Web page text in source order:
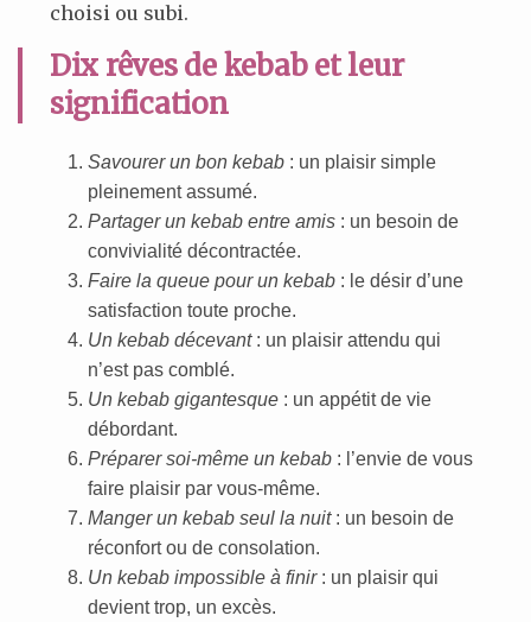
choisi ou subi.
Dix rêves de kebab et leur
signification
Savourer un bon kebab: un plaisir simple
pleinement assumé.
Partager un kebab entre amis: un besoin de
convivialité décontractée.
Faire la queue pour un kebab: le désir d’une
satisfaction toute proche.
Un kebab décevant: un plaisir attendu qui
n’est pas comblé.
Un kebab gigantesque: un appétit de vie
débordant.
Préparer soi-même un kebab: l’envie de vous
faire plaisir par vous-même.
Manger un kebab seul la nuit: un besoin de
réconfort ou de consolation.
Un kebab impossible à finir: un plaisir qui
devient trop, un excès.